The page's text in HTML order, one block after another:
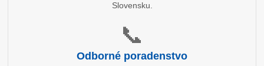
Slovensku.
📞
Odborné poradenstvo